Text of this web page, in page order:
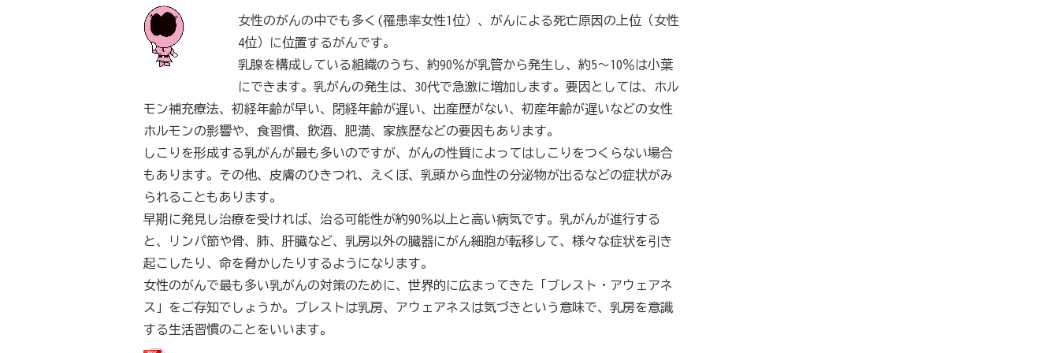
女性のがんの中でも多く(罹患率女性1位）、がんによる死亡原因の上位（女性
4位）に位置するがんです。
乳腺を構成している組織のうち、約90％が乳管から発生し、約5～10％は小葉
にできます。乳がんの発生は、30代で急激に増加します。要因としては、ホル
モン補充療法、初経年齢が早い、閉経年齢が遅い、出産歴がない、初産年齢が遅いなどの女性
ホルモンの影響や、食習慣、飲酒、肥満、家族歴などの要因もあります。
しこりを形成する乳がんが最も多いのですが、がんの性質によってはしこりをつくらない場合
もあります。その他、皮膚のひきつれ、えくぼ、乳頭から血性の分泌物が出るなどの症状がみ
られることもあります。
早期に発見し治療を受ければ、治る可能性が約90％以上と高い病気です。乳がんが進行する
と、リンパ節や骨、肺、肝臓など、乳房以外の臓器にがん細胞が転移して、様々な症状を引き
起こしたり、命を脅かしたりするようになります。
女性のがんで最も多い乳がんの対策のために、世界的に広まってきた「ブレスト・アウェアネ
ス」をご存知でしょうか。ブレストは乳房、アウェアネスは気づきという意味で、乳房を意識
する生活習慣のことをいいます。